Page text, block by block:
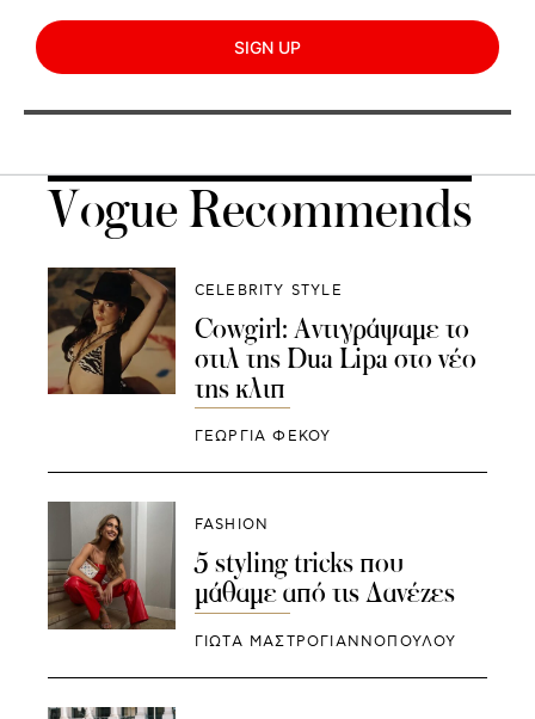
SIGN UP
Vogue Recommends
CELEBRITY STYLE
Cowgirl: Αντιγράψαμε το
στιλ της Dua Lipa στο νέο
της κλιπ
ΓΕΩΡΓΙΑ ΦΕΚΟΥ
FASHION
5 styling tricks που
μάθαμε από τις Δανέζες
ΓΙΩΤΑ ΜΑΣΤΡΟΓΙΑΝΝΟΠΟΥΛΟΥ